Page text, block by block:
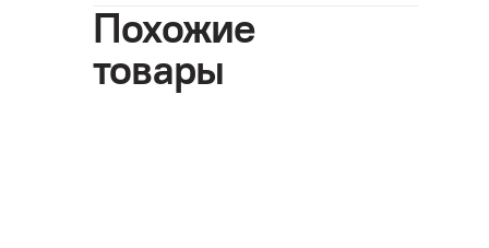
Похожие
товары